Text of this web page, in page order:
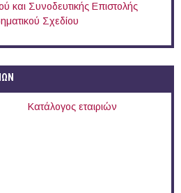
και Συνοδευτικής Επιστολής
Σχεδίου
Κατάλογος εταιριών